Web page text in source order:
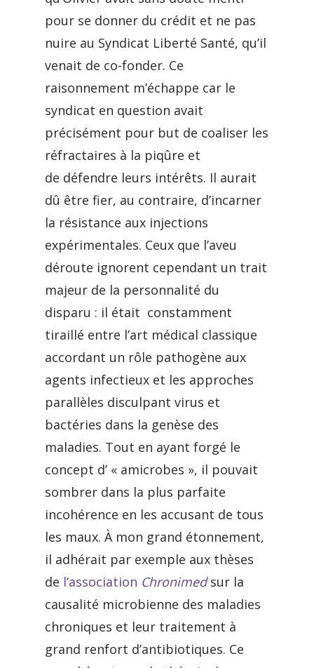
pour se donner du crédit et ne pas
nuire au Syndicat Liberté Santé, qu’il
venait de co-fonder. Ce
raisonnement m’échappe car le
syndicat en question avait
précisément pour but de coaliser les
réfractaires à la piqûre et
de défendre leurs intérêts. Il aurait
dû être fier, au contraire, d’incarner
la résistance aux injections
expérimentales. Ceux que l’aveu
déroute ignorent cependant un trait
majeur de la personnalité du
disparu : il était constamment
tiraillé entre l’art médical classique
accordant un rôle pathogène aux
agents infectieux et les approches
parallèles disculpant virus et
bactéries dans la genèse des
maladies. Tout en ayant forgé le
concept d’ « amicrobes », il pouvait
sombrer dans la plus parfaite
incohérence en les accusant de tous
les maux. À mon grand étonnement,
il adhérait par exemple aux thèses
de l’association Chronimed sur la
causalité microbienne des maladies
chroniques et leur traitement à
grand renfort d’antibiotiques. Ce